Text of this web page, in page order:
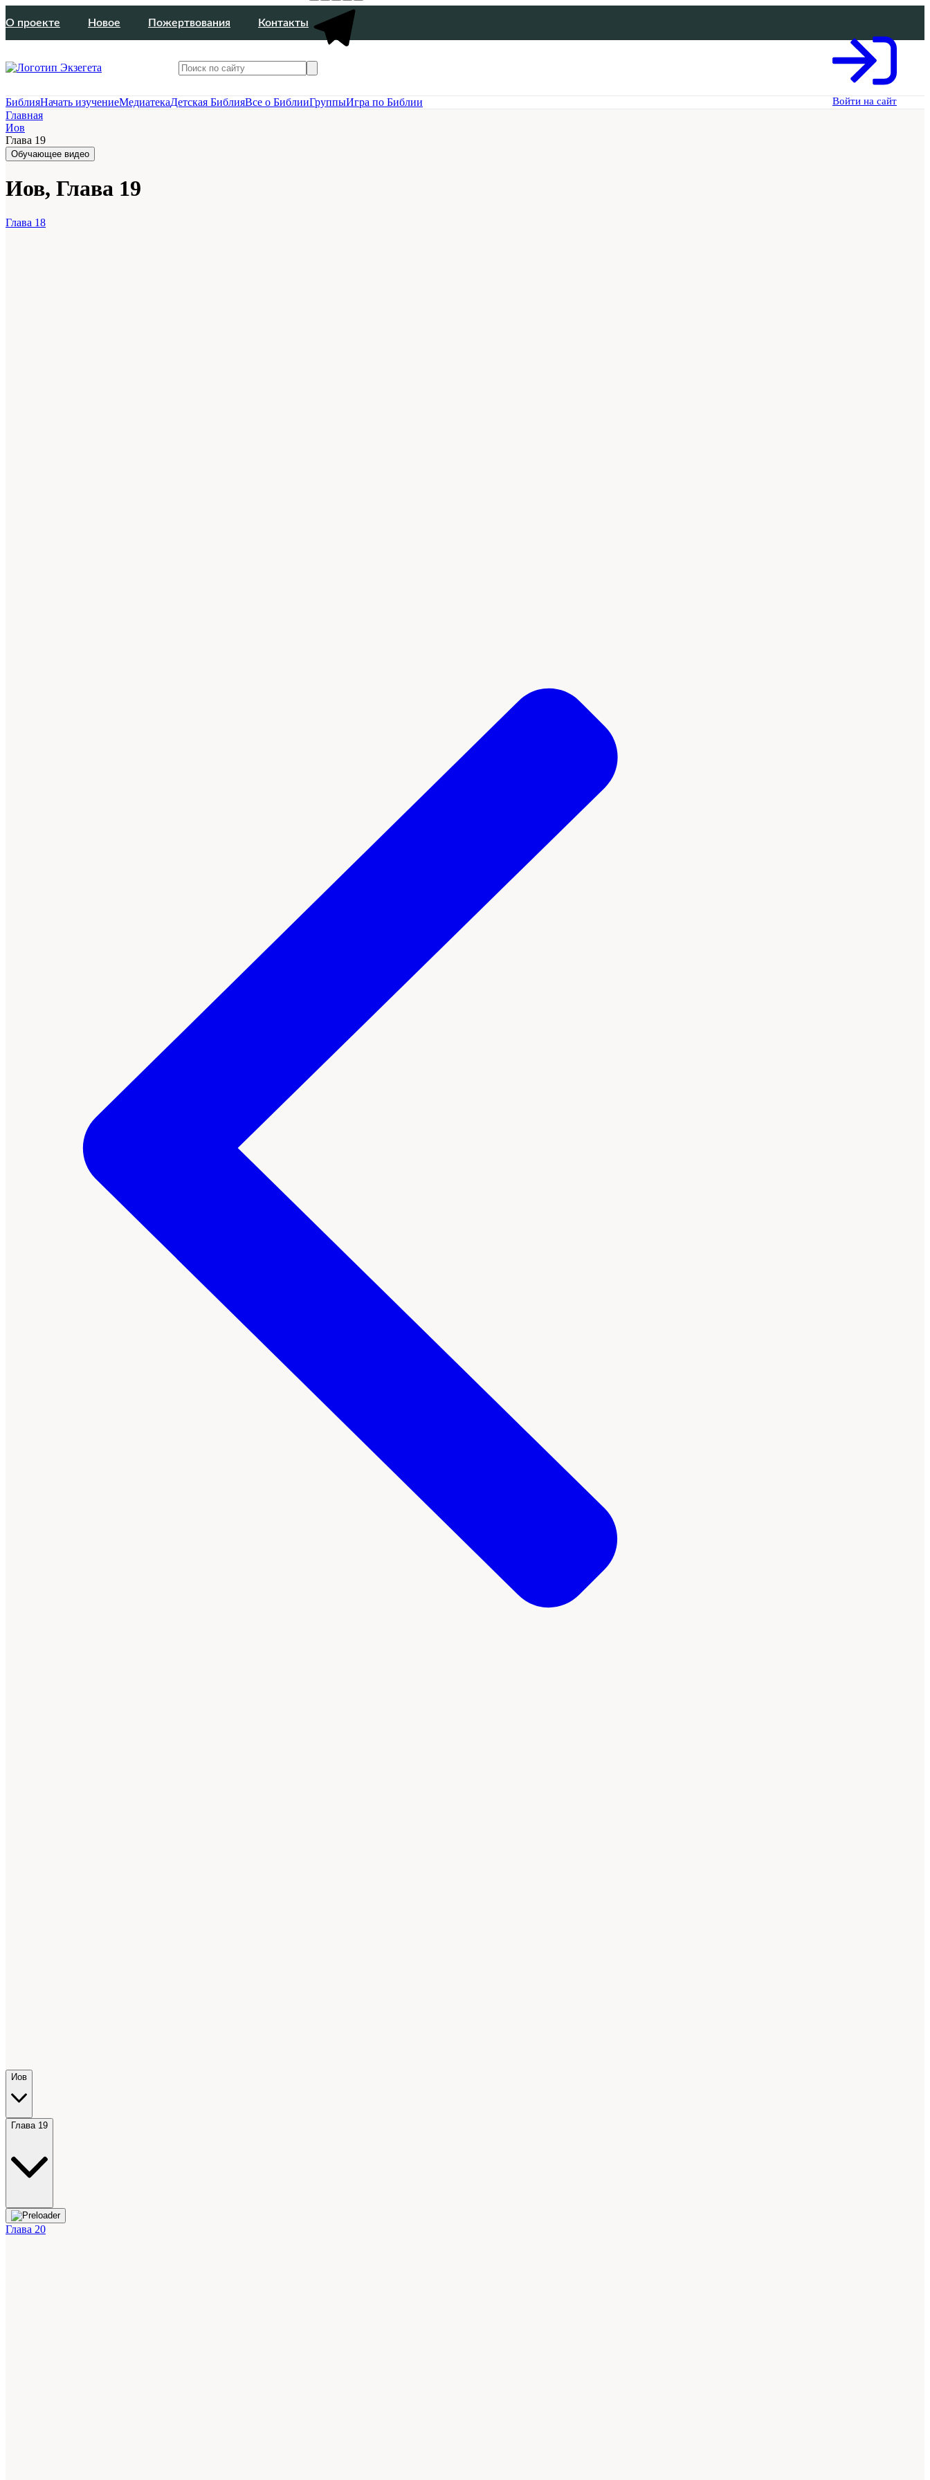
О проекте Новое Пожертвования Контакты
Войти на сайт
БиблияНачать изучениеМедиатекаДетская БиблияВсе о БиблииГруппыИгра по Библии
Главная
Иов
Глава 19
Обучающее видео
Иов, Глава 19
Глава 18
Иов
Глава 19
Глава 20